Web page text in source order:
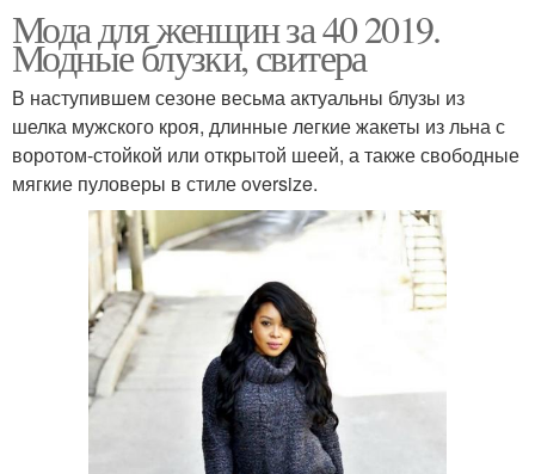
Мода для женщин за 40 2019.
Модные блузки, свитера
В наступившем сезоне весьма актуальны блузы из
шелка мужского кроя, длинные легкие жакеты из льна с
воротом-стойкой или открытой шеей, а также свободные
мягкие пуловеры в стиле oversize.